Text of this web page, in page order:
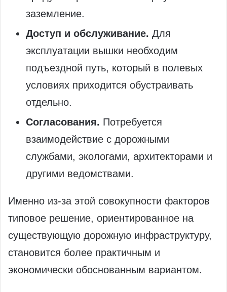
заземление.
Доступ и обслуживание. Для
эксплуатации вышки необходим
подъездной путь, который в полевых
условиях приходится обустраивать
отдельно.
Согласования. Потребуется
взаимодействие с дорожными
службами, экологами, архитекторами и
другими ведомствами.
Именно из‑за этой совокупности факторов
типовое решение, ориентированное на
существующую дорожную инфраструктуру,
становится более практичным и
экономически обоснованным вариантом.